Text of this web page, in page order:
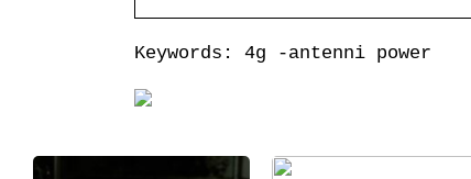
Keywords: 4g -antenni power